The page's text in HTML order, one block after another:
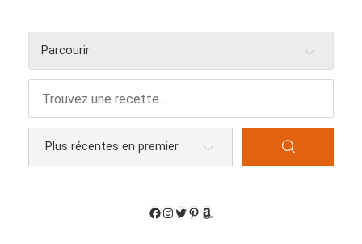
Parcourir